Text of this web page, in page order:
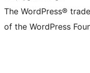
The WordPress®
of the WordPress